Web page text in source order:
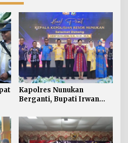
Kapolres Nunukan
Berganti, Bupati Irwan
Jaga Stabilitas Wilayah
Perbatasan